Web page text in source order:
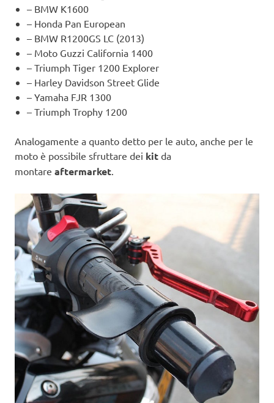
– BMW K1600
– Honda Pan European
– BMW R1200GS LC (2013)
– Moto Guzzi California 1400
– Triumph Tiger 1200 Explorer
– Harley Davidson Street Glide
– Yamaha FJR 1300
– Triumph Trophy 1200
Analogamente a quanto detto per le auto, anche per le
moto è possibile sfruttare dei kit da
montare aftermarket